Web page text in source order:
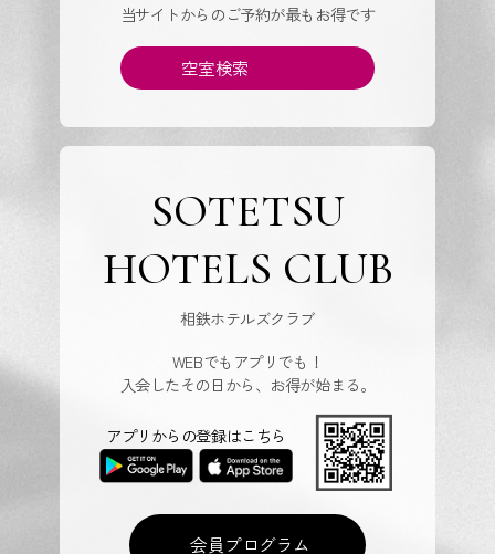
当サイトからのご予約が最もお得です
空室検索
SOTETSU
HOTELS CLUB
相鉄ホテルズクラブ
WEBでもアプリでも！
入会したその日から、お得が始まる。
会員プログラム
アプリからの登録はこちら